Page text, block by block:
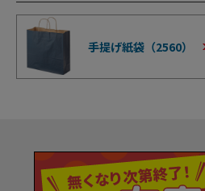
手提げ紙袋（2560）